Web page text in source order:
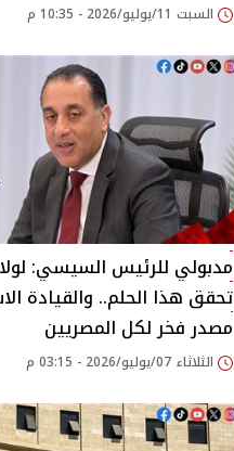
السبت 11/يوليو/2026 - 10:35 م
مدبولي للرئيس السيسي:
تحقق هذا الحلم.. والقيادة
مصدر فخر لكل المصريين
الثلاثاء 07/يوليو/2026 - 03:15 م